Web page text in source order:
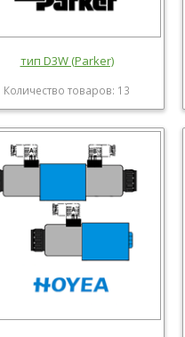
тип D3W (Parker)
Количество товаров: 13